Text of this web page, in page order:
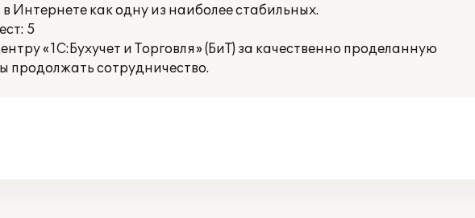
Интернете как одну из наиболее стабильных.
5
«1С:Бухучет и Торговля» (БиТ) за качественно проделанную
продолжать сотрудничество.